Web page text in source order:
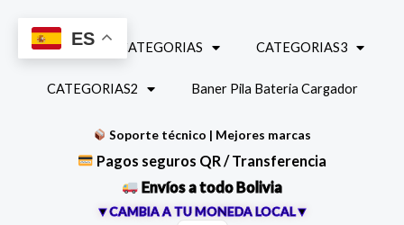
contenido
INICIO CATEGORIAS CATEGORIAS3
CATEGORIAS2 Baner Pila Bateria Cargador
Soporte técnico | Mejores marcas
Pagos seguros QR / Transferencia
Envíos a todo Bolivia
▼CAMBIA A TU MONEDA LOCAL▼
ES